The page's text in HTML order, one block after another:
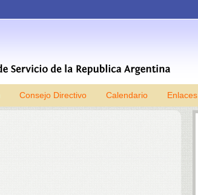
Skip to content
Consejo Directivo Calendario Enlaces